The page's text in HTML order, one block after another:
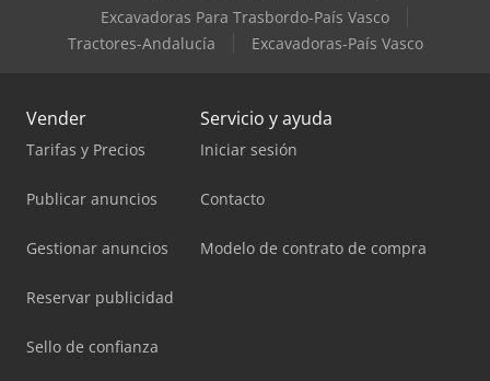
Excavadoras Para Trasbordo-País Vasco
Tractores-Andalucía
Excavadoras-País Vasco
Vender
Tarifas y Precios
Publicar anuncios
Gestionar anuncios
Reservar publicidad
Sello de confianza
Servicio y ayuda
Iniciar sesión
Contacto
Modelo de contrato de compra